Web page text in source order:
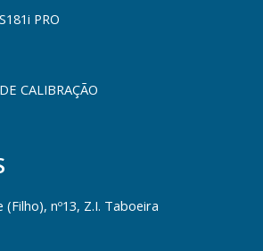
PRO
CALIBRAÇÃO
nº13, Z.I. Taboeira